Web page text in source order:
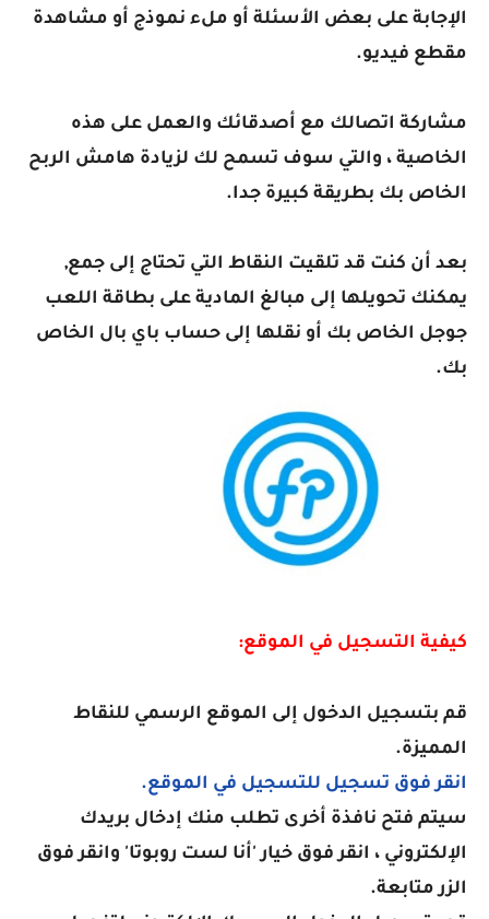
الإجابة على بعض الأسئلة أو ملء نموذج أو مشاهدة
مقطع فيديو.
مشاركة اتصالك مع أصدقائك والعمل على هذه
الخاصية ، والتي سوف تسمح لك لزيادة هامش الربح
الخاص بك بطريقة كبيرة جدا.
بعد أن كنت قد تلقيت النقاط التي تحتاج إلى جمع,
يمكنك تحويلها إلى مبالغ المادية على بطاقة اللعب
جوجل الخاص بك أو نقلها إلى حساب باي بال الخاص
بك.
كيفية التسجيل في الموقع:
قم بتسجيل الدخول إلى الموقع الرسمي للنقاط
المميزة.
انقر فوق تسجيل للتسجيل في الموقع.
سيتم فتح نافذة أخرى تطلب منك إدخال بريدك
الإلكتروني ، انقر فوق خيار 'أنا لست روبوتا' وانقر فوق
الزر متابعة.